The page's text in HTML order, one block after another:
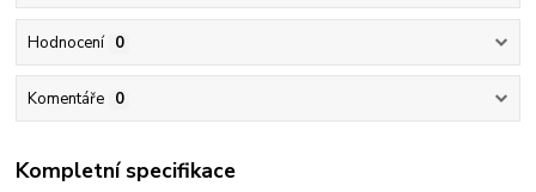
Hodnocení 0
Komentáře 0
Kompletní specifikace